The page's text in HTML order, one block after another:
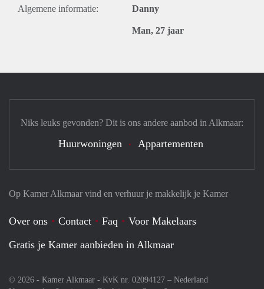
Algemene informatie: Danny
Man, 27 jaar
Op Kamer Alkmaar vind en verhuur je makkelijk je Kamer
Over ons Contact Faq
Voor Makelaars
Gratis je Kamer aanbieden in Alkmaar
© 2026 - Kamer Alkmaar - KvK nr. 02094127 – Nederland
Niks leuks gevonden? Dit is ons andere aanbod in Alkmaar:
Huurwoningen Appartementen